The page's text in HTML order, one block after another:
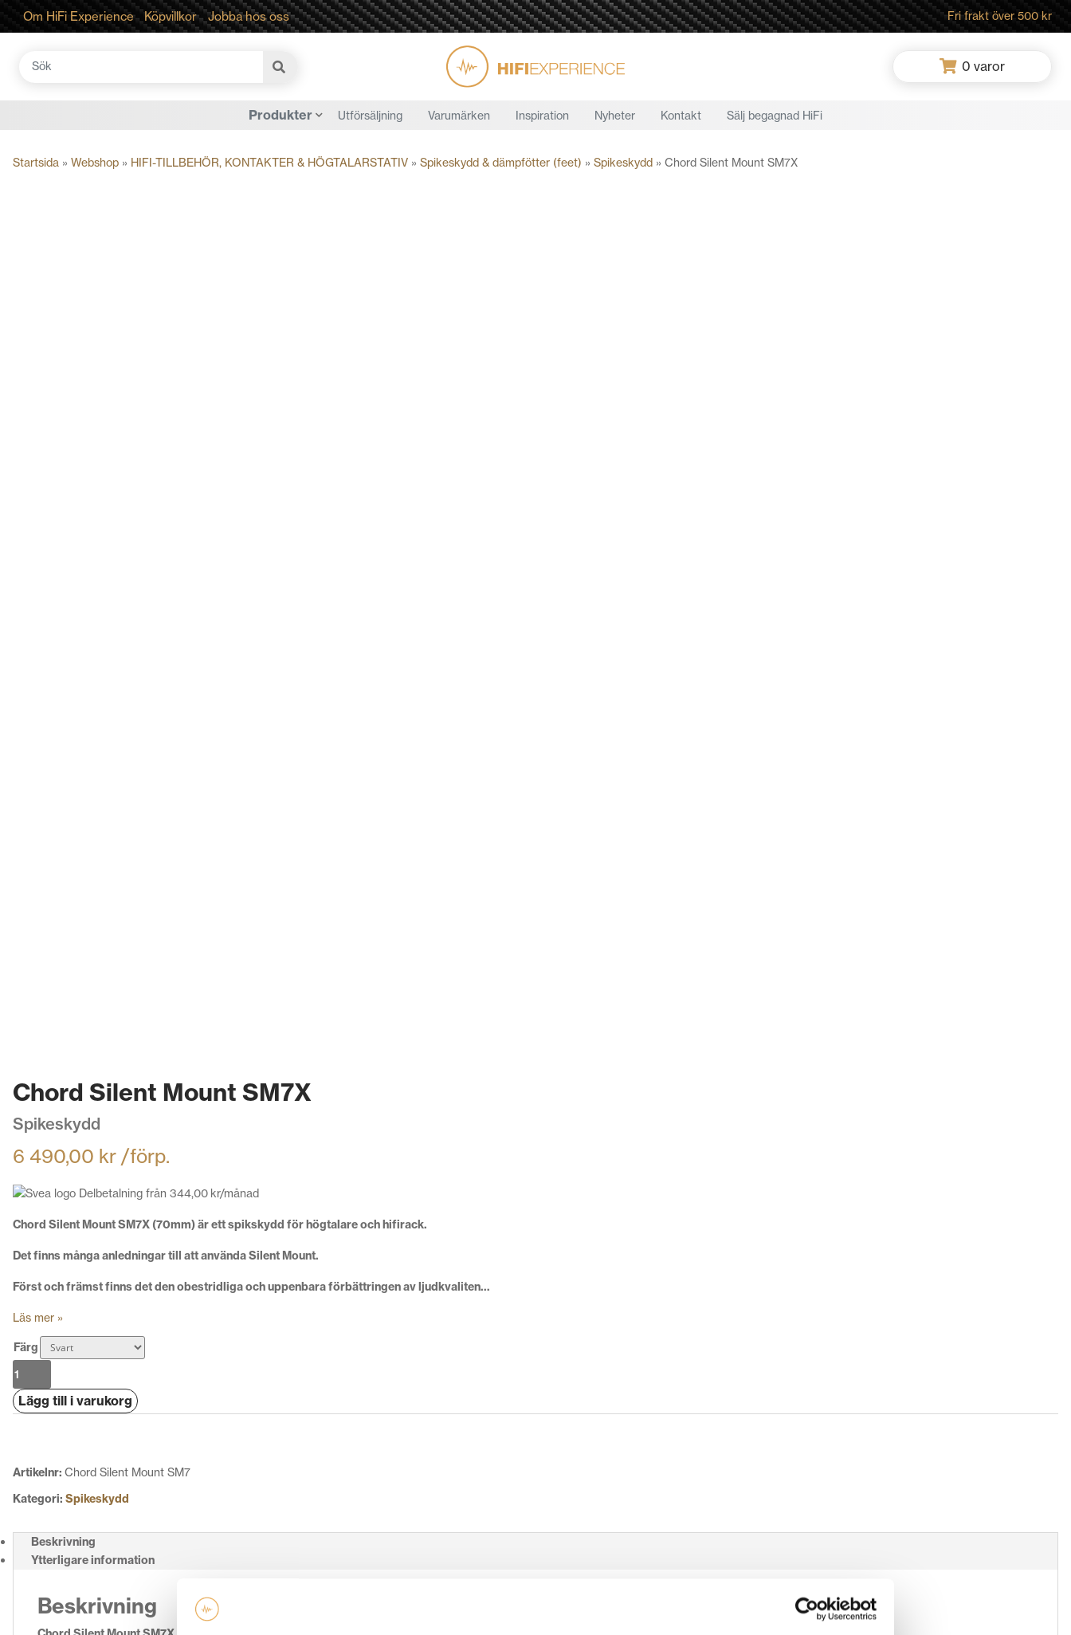
Om HiFi Experience Köpvillkor Jobba hos oss Fri frakt över 500 kr
Sök
0 varor
Produkter Utförsäljning Varumärken Inspiration Nyheter Kontakt Sälj begagnad HiFi
Startsida » Webshop » HIFI-TILLBEHÖR, KONTAKTER & HÖGTALARSTATIV » Spikeskydd & dämpfötter (feet) » Spikeskydd » Chord Silent Mount SM7X
Chord Silent Mount SM7X
Spikeskydd
6 490,00 kr /förp.
Delbetalning från 344,00 kr/månad
Chord Silent Mount SM7X (70mm) är ett spikskydd för högtalare och hifirack.
Det finns många anledningar till att använda Silent Mount.
Först och främst finns det den obestridliga och uppenbara förbättringen av ljudkvaliten…
Läs mer »
Färg
Chord
Silent
Mount
Lägg till i varukorg
Artikelnr: Chord Silent Mount SM7
Kategori: Spikeskydd
Beskrivning
Ytterligare information
Beskrivning